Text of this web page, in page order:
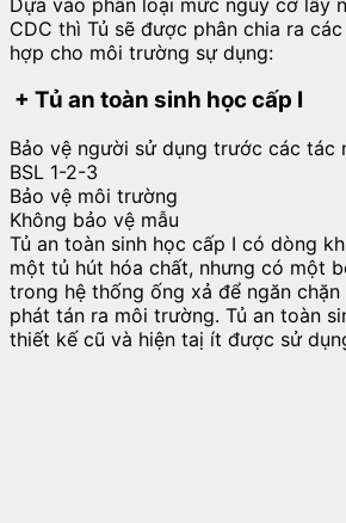
CDC thì Tủ sẽ được phân chia ra
hợp cho môi trường sự dụng:
+ Tủ an toàn sinh học cấp I
Bảo vệ người sử dụng trước các tác
BSL 1-2-3
Bảo vệ môi trường
Không bảo vệ mẫu
Tủ an toàn sinh học cấp I có dòng
một tủ hút hóa chất, nhưng có một
trong hệ thống ống xả để ngăn chặn
phát tán ra môi trường. Tủ an toàn
thiết kế cũ và hiện taị ít được sử